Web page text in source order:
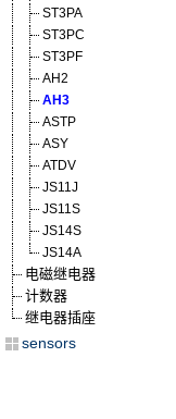
ST3PA
ST3PC
ST3PF
AH2
AH3
ASTP
ASY
ATDV
JS11J
JS11S
JS14S
JS14A
电磁继电器
计数器
继电器插座
sensors